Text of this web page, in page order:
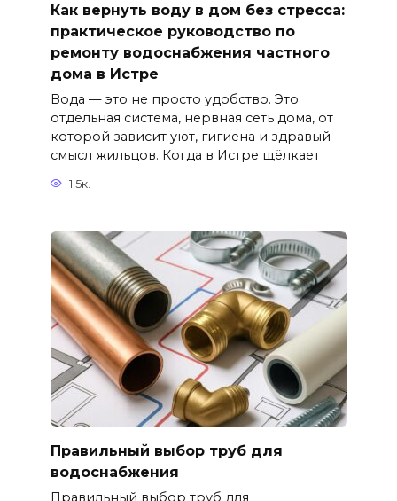
Как вернуть воду в дом без стресса:
практическое руководство по
ремонту водоснабжения частного
дома в Истре
Вода — это не просто удобство. Это
отдельная система, нервная сеть дома, от
которой зависит уют, гигиена и здравый
смысл жильцов. Когда в Истре щёлкает
1.5к.
Правильный выбор труб для
водоснабжения
Правильный выбор труб для